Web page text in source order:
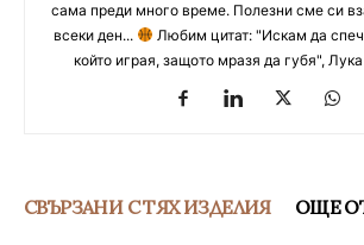
сама преди много време. Полезни сме си
всеки ден...
Любим цитат: "Искам да
който играя, защото мразя да губя",
СВЪРЗАНИ С ТЯХ ИЗДЕЛИЯ ОЩЕ